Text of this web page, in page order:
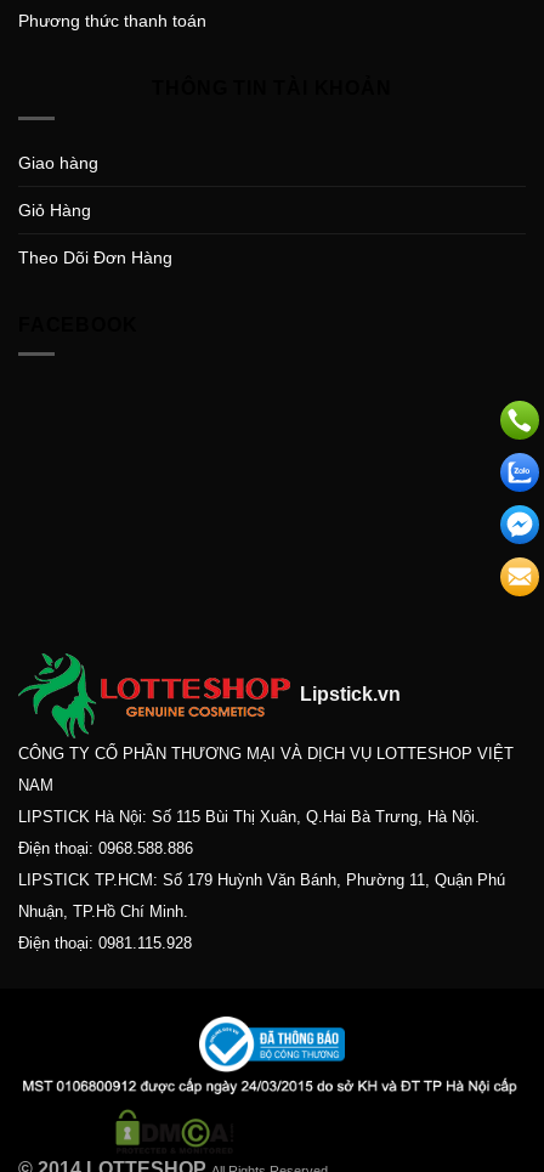
Phương thức thanh toán
Giao hàng
Giỏ Hàng
Theo Dõi Đơn Hàng
Lipstick.vn
CÔNG TY CỔ PHẦN THƯƠNG MẠI VÀ DỊCH VỤ LOTTESHOP VIỆT
NAM
LIPSTICK Hà Nội: Số 115 Bùi Thị Xuân, Q.Hai Bà Trưng, Hà Nội.
Điện thoại: 0968.588.886
LIPSTICK TP.HCM: Số 179 Huỳnh Văn Bánh, Phường 11, Quận Phú
Nhuận, TP.Hồ Chí Minh.
Điện thoại: 0981.115.928